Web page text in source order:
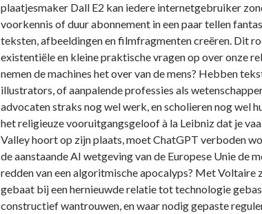
plaatjesmaker Dall E2 kan iedere internetgebruiker
voorkennis of duur abonnement in een paar tellen
teksten, afbeeldingen en filmfragmenten creëren. Dit
existentiële en kleine praktische vragen op over onze
nemen de machines het over van de mens? Hebben
illustrators, of aanpalende professies als
advocaten straks nog wel werk, en scholieren nog wel
het religieuze vooruitgangsgeloof à la Leibniz dat je
Valley hoort op zijn plaats, moet ChatGPT verboden
de aanstaande AI wetgeving van de Europese Unie de
redden van een algoritmische apocalyps? Met Voltaire
gebaat bij een hernieuwde relatie tot technologie
constructief wantrouwen, en waar nodig gepaste